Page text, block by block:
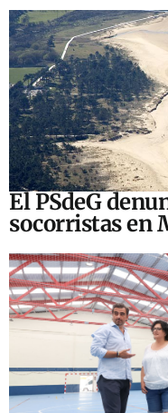
El PSdeG
socorristas en